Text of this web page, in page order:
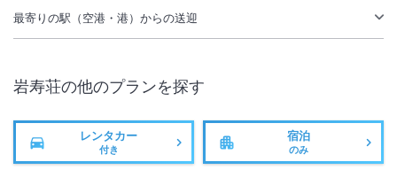
最寄りの駅（空港・港）からの送迎
岩寿荘の他のプランを探す
レンタカー
付き
宿泊
のみ